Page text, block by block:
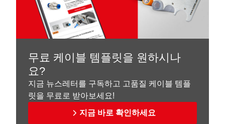
무료 케이블 템플릿을 원하시나
요?
지금 뉴스레터를 구독하고 고품질 케이블 템플
릿을 무료로 받아보세요!
지금 바로 확인하세요